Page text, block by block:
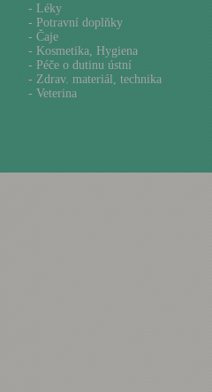
- Léky
- Potravní doplňky
- Čaje
- Kosmetika, Hygiena
- Péče o dutinu ústní
- Zdrav. materiál, technika
- Veterina